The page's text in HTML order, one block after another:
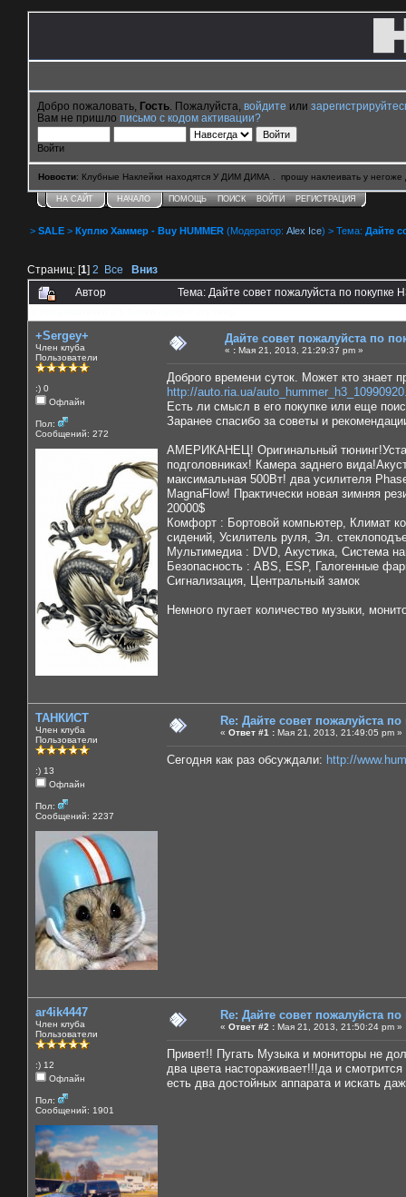
Добро пожаловать, Гость . Пожалуйста, войдите или
Вам не пришло письмо с кодом активации?
Войти
Новости: Клубные Наклейки находятся У ДИМ ДИМА . прошу наклеивать у негоже
НА САЙТ НАЧАЛО ПОМОЩЬ ПОИСК ВОЙТИ РЕГИСТРАЦИЯ
> SALE > Куплю Хаммер - Buy HUMMER (Модератор: Alex Ice) > Тема: Дайте
Страниц: [1] 2 Все
Вниз
Автор
Тема: Дайте совет пожалуйста по покупке
+Sergey+
Член клуба
Пользователи
:) 0
Офлайн
Пол:
Сообщений: 272
Дайте совет пожалуйста по
« : Мая 21, 2013, 21:29:37 pm »
Доброго времени суток. Может кто знает
http://auto.ria.ua/
Есть ли смысл в его покупке или еще
Заранее спасибо за советы и
АМЕРИКАНЕЦ! Оригинальный
подголовниках! Камера заднего
максимальная 500Вт! два усилителя
MagnaFlow! Практически новая зимняя
20000$
Комфорт : Бортовой компьютер, Климат
сидений, Усилитель руля, Эл.
Мультимедиа : DVD, Акустика, Система
Безопасность : ABS, ESP, Галогенные
Сигнализация, Центральный замок
Немного пугает количество музыки,
ТАНКИСТ
Член клуба
Пользователи
:) 13
Офлайн
Пол:
Сообщений: 2237
Re: Дайте совет пожалуйста
« Ответ #1 : Мая 21, 2013, 21:49:05 pm »
Сегодня как раз обсуждали: http://
ar4ik4447
Член клуба
Пользователи
:) 12
Офлайн
Пол:
Сообщений: 1901
Re: Дайте совет пожалуйста
« Ответ #2 : Мая 21, 2013, 21:50:24 pm »
Привет!! Пугать Музыка и мониторы не
два цвета настораживает!!!да и
есть два достойных аппарата и искать